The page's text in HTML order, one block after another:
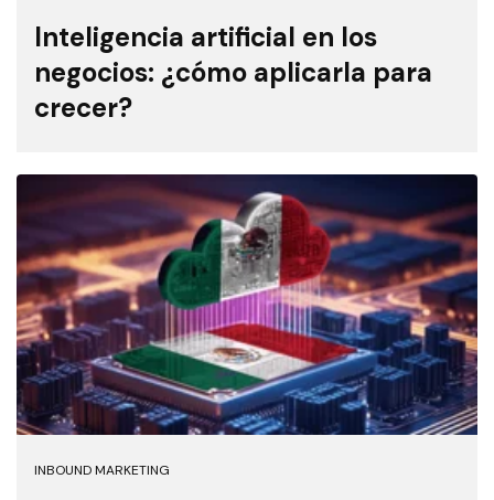
Inteligencia artificial en los
negocios: ¿cómo aplicarla para
crecer?
INBOUND MARKETING